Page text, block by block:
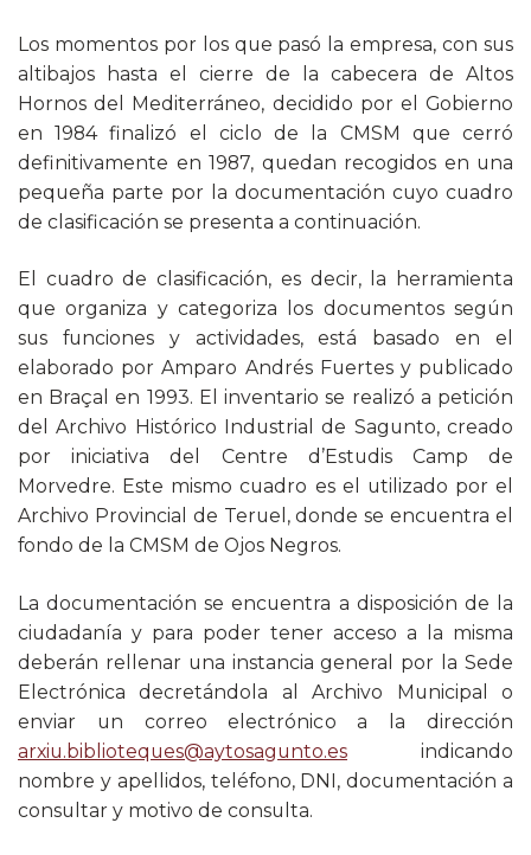
Los momentos por los que pasó la empresa, con sus
altibajos hasta el cierre de la cabecera de Altos
Hornos del Mediterráneo, decidido por el Gobierno
en 1984 finalizó el ciclo de la CMSM que cerró
definitivamente en 1987, quedan recogidos en una
pequeña parte por la documentación cuyo cuadro
de clasificación se presenta a continuación.
El cuadro de clasificación, es decir, la herramienta
que organiza y categoriza los documentos según
sus funciones y actividades, está basado en el
elaborado por Amparo Andrés Fuertes y publicado
en Braçal en 1993. El inventario se realizó a petición
del Archivo Histórico Industrial de Sagunto, creado
por iniciativa del Centre d’Estudis Camp de
Morvedre. Este mismo cuadro es el utilizado por el
Archivo Provincial de Teruel, donde se encuentra el
fondo de la CMSM de Ojos Negros.
La documentación se encuentra a disposición de la
ciudadanía y para poder tener acceso a la misma
deberán rellenar una instancia general por la Sede
Electrónica decretándola al Archivo Municipal o
enviar un correo electrónico a la dirección
arxiu.biblioteques@aytosagunto.es indicando
nombre y apellidos, teléfono, DNI, documentación a
consultar y motivo de consulta.